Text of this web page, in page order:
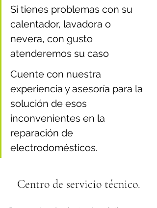
Si tienes problemas con su
calentador, lavadora o
nevera, con gusto
atenderemos su caso
Cuente con nuestra
experiencia y asesoría para la
solución de esos
inconvenientes en la
reparación de
electrodomésticos.
Centro de servicio técnico.